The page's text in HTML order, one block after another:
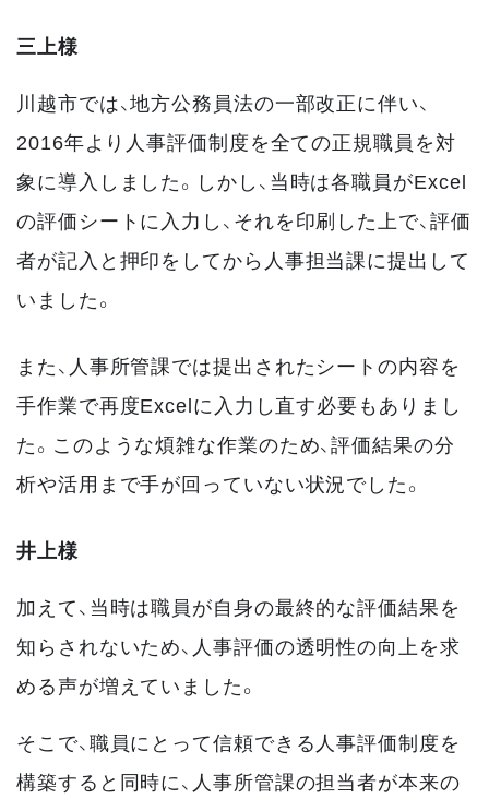
三上様
川越市では、地方公務員法の一部改正に伴い、
2016年より人事評価制度を全ての正規職員を対
象に導入しました。しかし、当時は各職員がExcel
の評価シートに入力し、それを印刷した上で、評価
者が記入と押印をしてから人事担当課に提出して
いました。
また、人事所管課では提出されたシートの内容を
手作業で再度Excelに入力し直す必要もありまし
た。このような煩雑な作業のため、評価結果の分
析や活用まで手が回っていない状況でした。
井上様
加えて、当時は職員が自身の最終的な評価結果を
知らされないため、人事評価の透明性の向上を求
める声が増えていました。
そこで、職員にとって信頼できる人事評価制度を
構築すると同時に、人事所管課の担当者が本来の